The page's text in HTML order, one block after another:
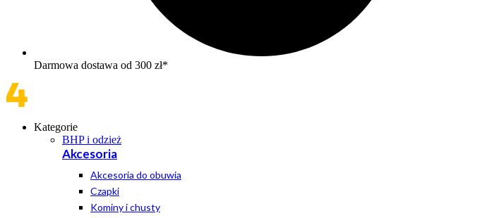
Darmowa dostawa od 300 zł*
Kategorie
BHP i odzież
Akcesoria
Akcesoria do obuwia
Czapki
Kominy i chusty